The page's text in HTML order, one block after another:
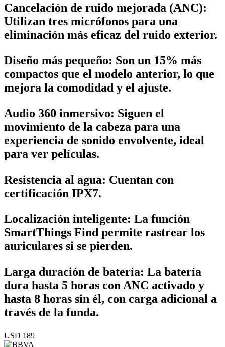
Cancelación de ruido mejorada (ANC):
Utilizan tres micrófonos para una
eliminación más eficaz del ruido exterior.
Diseño más pequeño: Son un 15% más
compactos que el modelo anterior, lo que
mejora la comodidad y el ajuste.
Audio 360 inmersivo: Siguen el
movimiento de la cabeza para una
experiencia de sonido envolvente, ideal
para ver películas.
Resistencia al agua: Cuentan con
certificación IPX7.
Localización inteligente: La función
SmartThings Find permite rastrear los
auriculares si se pierden.
Larga duración de batería: La batería
dura hasta 5 horas con ANC activado y
hasta 8 horas sin él, con carga adicional a
través de la funda.
USD 189